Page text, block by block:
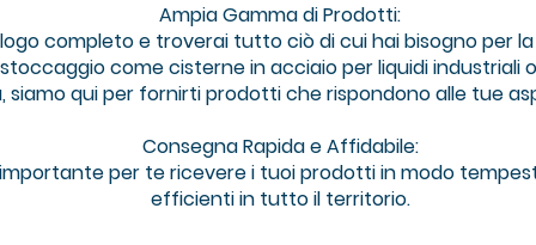
Ampia Gamma di Prodotti:
completo e troverai tutto ciò di cui hai bisogno per
come cisterne in acciaio per liquidi industriali
siamo qui per fornirti prodotti che rispondono alle tue
Consegna Rapida e Affidabile:
per te ricevere i tuoi prodotti in modo
efficienti in tutto il territorio.